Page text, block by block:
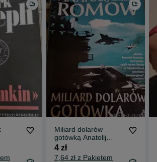
Miliard dolarów
gotówką Anatolij
Romow
4 zł
7,64 zł z Pakietem